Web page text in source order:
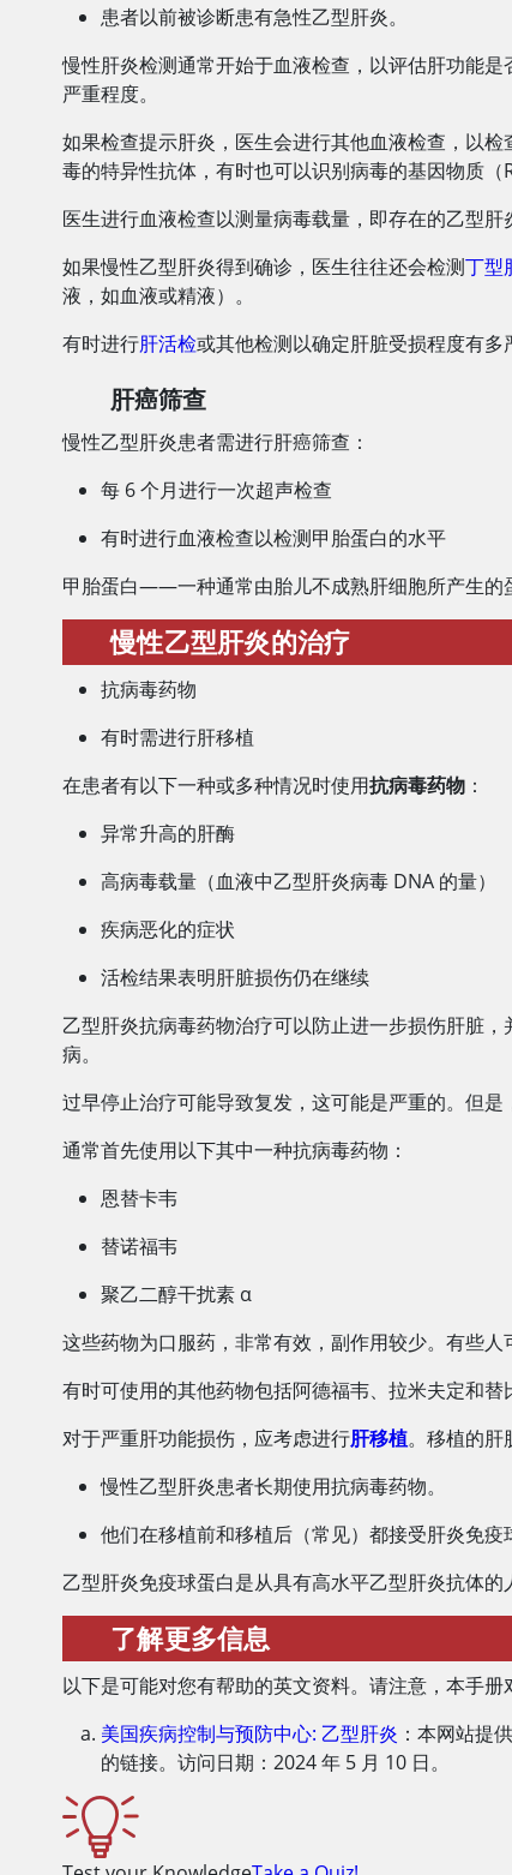
患者以前被诊断患有急性乙型肝炎。
慢性肝炎检测通常开始于血液检查，以评估肝功能是
严重程度。
如果检查提示肝炎，医生会进行其他血液检查，以
毒的特异性抗体，有时也可以识别病毒的基因物质
医生进行血液检查以测量病毒载量，即存在的乙型肝
如果慢性乙型肝炎得到确诊，医生往往还会检测丁型
液，如血液或精液）。
有时进行肝活检或其他检测以确定肝脏受损程度有多
肝癌筛查
慢性乙型肝炎患者需进行肝癌筛查：
每 6 个月进行一次超声检查
有时进行血液检查以检测甲胎蛋白的水平
甲胎蛋白——一种通常由胎儿不成熟肝细胞所产生
慢性乙型肝炎的治疗
抗病毒药物
有时需进行肝移植
在患者有以下一种或多种情况时使用抗病毒药物 ：
异常升高的肝酶
高病毒载量（血液中乙型肝炎病毒 DNA 的量）
疾病恶化的症状
活检结果表明肝脏损伤仍在继续
乙型肝炎抗病毒药物治疗可以防止进一步损伤肝脏
病。
过早停止治疗可能导致复发，这可能是严重的。但
通常首先使用以下其中一种抗病毒药物：
恩替卡韦
替诺福韦
聚乙二醇干扰素 α
这些药物为口服药，非常有效，副作用较少。有些人
有时可使用的其他药物包括阿德福韦、拉米夫定和
对于严重肝功能损伤，应考虑进行肝移植。移植的肝
慢性乙型肝炎患者长期使用抗病毒药物。
他们在移植前和移植后（常见）都接受肝炎免疫
乙型肝炎免疫球蛋白是从具有高水平乙型肝炎抗体
了解更多信息
以下是可能对您有帮助的英文资料。请注意，本手册
美国疾病控制与预防中心: 乙型肝炎 ：本网站提
的链接。访问日期：2024 年 5 月 10 日。